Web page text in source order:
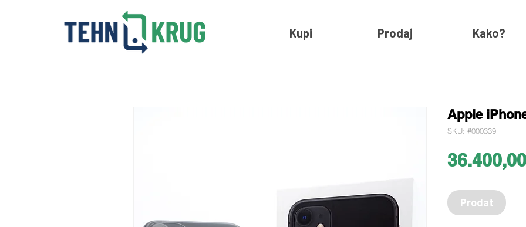
Kupi Prodaj Kako?
Apple
SKU: #000339
Prodat